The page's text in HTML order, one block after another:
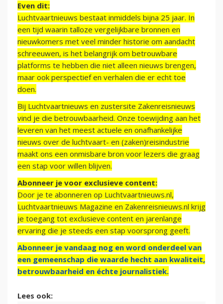
Even dit:
Luchtvaartnieuws bestaat inmiddels bijna 25 jaar. In
een tijd waarin talloze vergelijkbare bronnen en
nieuwkomers met veel minder historie om aandacht
schreeuwen, is het belangrijk om betrouwbare
platforms te hebben die niet alleen nieuws brengen,
maar ook perspectief en verhalen die er echt toe
doen.
Bij Luchtvaartnieuws en zustersite Zakenreisnieuws
vind je die betrouwbaarheid. Onze toewijding aan het
leveren van het meest actuele en onafhankelijke
nieuws over de luchtvaart- en (zaken)reisindustrie
maakt ons een onmisbare bron voor lezers die graag
een stap voor willen blijven.
Abonneer je voor exclusieve content:
Door je te abonneren op Luchtvaartnieuws.nl,
Luchtvaartnieuws Magazine en Zakenreisnieuws.nl krijg
je toegang tot exclusieve content en jarenlange
ervaring die je steeds een stap voorsprong geeft.
Abonneer je vandaag nog en word onderdeel van
een gemeenschap die waarde hecht aan kwaliteit,
betrouwbaarheid en échte journalistiek.
Lees ook: